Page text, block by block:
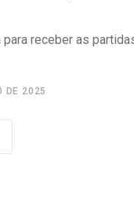
receber as
DE 2025